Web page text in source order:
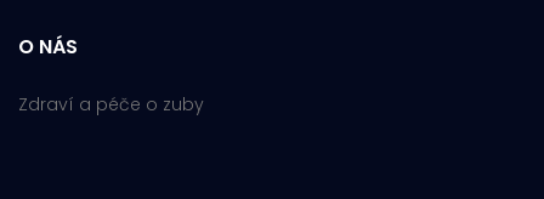
O NÁS
Zdraví a péče o zuby